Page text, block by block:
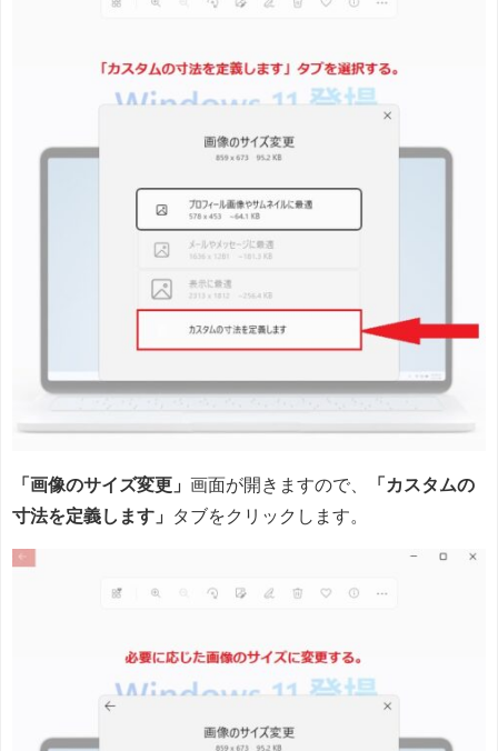
「画像のサイズ変更」 画面が開きますので、
「カスタムの
寸法を定義します」
タブをクリックします。